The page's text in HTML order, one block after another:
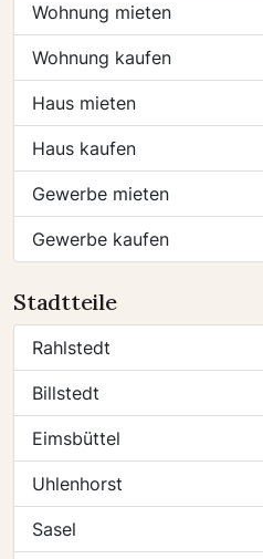
Wohnung mieten
Wohnung kaufen
Haus mieten
Haus kaufen
Gewerbe mieten
Gewerbe kaufen
Stadtteile
Rahlstedt
Billstedt
Eimsbüttel
Uhlenhorst
Sasel